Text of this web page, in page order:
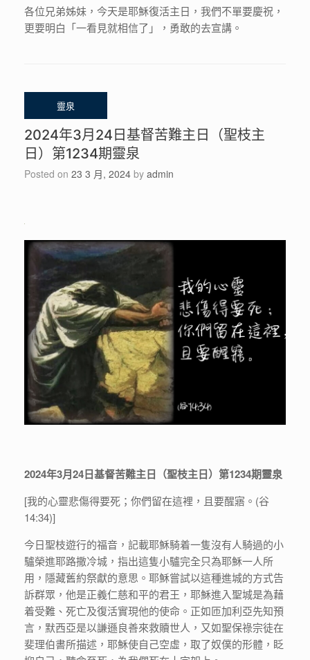
各位兄弟姊妹，今天是耶穌復活主日，我們不單要慶祝，
更要明白「一看見就相信了」，勇敢的去宣講。
2024年3月24日基督苦難主日（聖枝主
日）第1234期靈泉
Posted on 23 3 月, 2024 by admin
2024年3月24日基督苦難主日（聖枝主日）第1234期靈泉
[我的心靈悲傷得要死；你們留在這裡，且要醒寤。(谷
14:34)]
今日聖枝遊行的福音，記載耶穌騎着一隻沒有人騎過的小
驢榮進耶路撒冷城，指出這隻小驢完全只為耶穌一人所
用，隱藏舊約祭獻的意思。耶穌嘗試以這種進城的方式告
訴群眾，他是正義仁慈和平的君王，耶穌進入聖城是為藉
着受難、死亡及復活實現他的使命。正如匝加利亞先知預
言，默西亞是以謙遜良善來救贖世人，又如聖保祿宗徒在
斐理伯書所描述，耶穌使自己空虛，取了奴僕的形體，眨